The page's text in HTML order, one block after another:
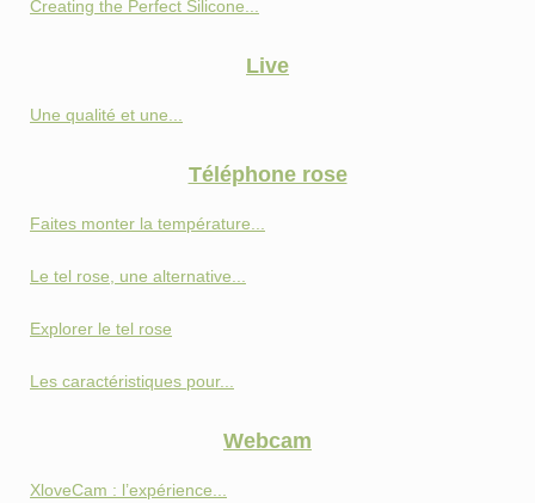
Creating the Perfect Silicone...
Live
Une qualité et une...
Téléphone rose
Faites monter la température...
Le tel rose, une alternative...
Explorer le tel rose
Les caractéristiques pour...
Webcam
XloveCam : l’expérience...